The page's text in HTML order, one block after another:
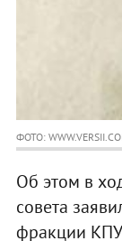
ФОТО:
Об этом в
совета
фракции